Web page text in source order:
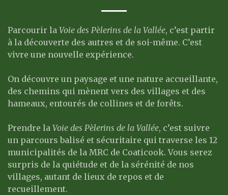
Parcourir la Voie des Pèlerins de la Vallée, c’est partir
à la découverte des autres et de soi-même. C’est
vivre une nouvelle expérience.
On découvre un paysage et une nature accueillante,
des chemins qui mènent vers des villages et des
hameaux, entourés de collines et de forêts.
Prendre la Voie des Pèlerins de la Vallée, c’est suivre
un parcours balisé et sécuritaire qui traverse les 12
municipalités de la MRC de Coaticook. Vous serez
surpris de la quiétude et de la sérénité de nos
villages, autant de lieux de repos et de
recueillement.